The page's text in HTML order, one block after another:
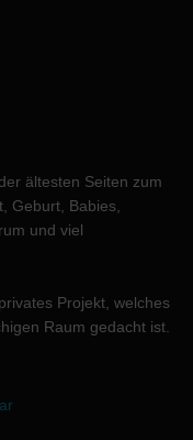
ältesten Seiten zum
Geburt, Babies,
und viel
Projekt, welches
Raum gedacht ist.